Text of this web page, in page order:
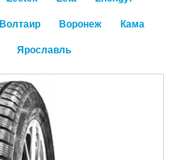
Волтаир Воронеж Кама
Ярославль